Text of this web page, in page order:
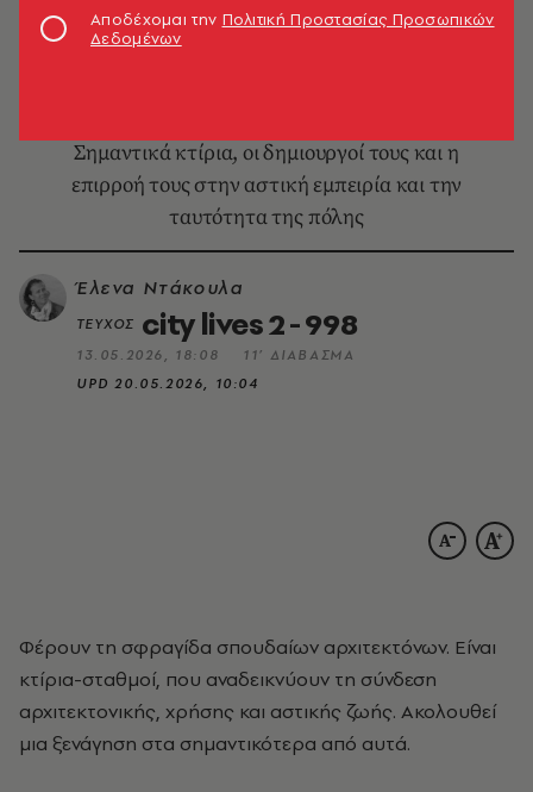
Σημαντικά κτίρια, οι δημιουργοί τους και η
επιρροή τους στην αστική εμπειρία και την
ταυτότητα της πόλης
Έλενα Ντάκουλα
ΤΕΥΧΟΣ city lives 2 - 998
13.05.2026, 18:08
11’ ΔΙΑΒΑΣΜΑ
UPD20.05.2026, 10:04
Φέρουν τη σφραγίδα σπουδαίων αρχιτεκτόνων. Είναι
κτίρια-σταθμοί, που αναδεικνύουν τη σύνδεση
αρχιτεκτονικής, χρήσης και αστικής ζωής. Ακολουθεί
μια ξενάγηση στα σημαντικότερα από αυτά.
Αποδέχομαι την Πολιτική Προστασίας Προσωπικών
Δεδομένων